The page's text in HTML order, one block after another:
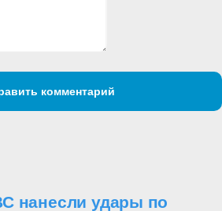
комментарий
нанесли удары по